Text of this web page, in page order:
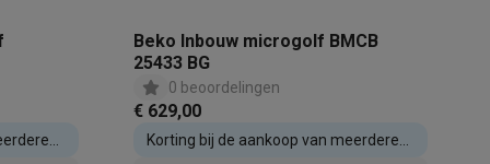
Smartphone gaming controllers
Beko Inbouw microgolf BMCB
25433 BG
0 beoordelingen
€ 629,00
Korting bij de aankoop van meerdere